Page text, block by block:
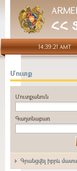
ՀՀ
14:39:21 AMT
Մուտք
Մուտքանուն
Գաղտնաբառ
Գրանցվել իբրև